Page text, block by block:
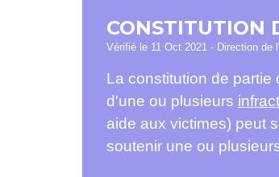
CONSTITUTION
Vérifié le 11 Oct 2021 - Direction de
La constitution de
d'une ou plusieurs
aide aux victimes) peut
soutenir une ou